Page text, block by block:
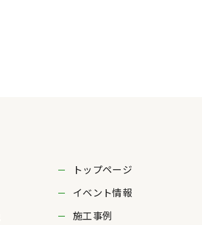
トップページ
イベント情報
施工事例